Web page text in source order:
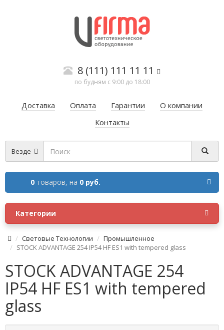
8 (111) 111 11 11
по будням с 9:00 до 18:00
Доставка Оплата Гарантии
О компании
Контакты
Везде
0 товаров, на 0 руб.
Категории
Световые Технологии
Промышленное
STOCK ADVANTAGE 254 IP54 HF ES1 with tempered glass
STOCK ADVANTAGE 254
IP54 HF ES1 with tempered
glass